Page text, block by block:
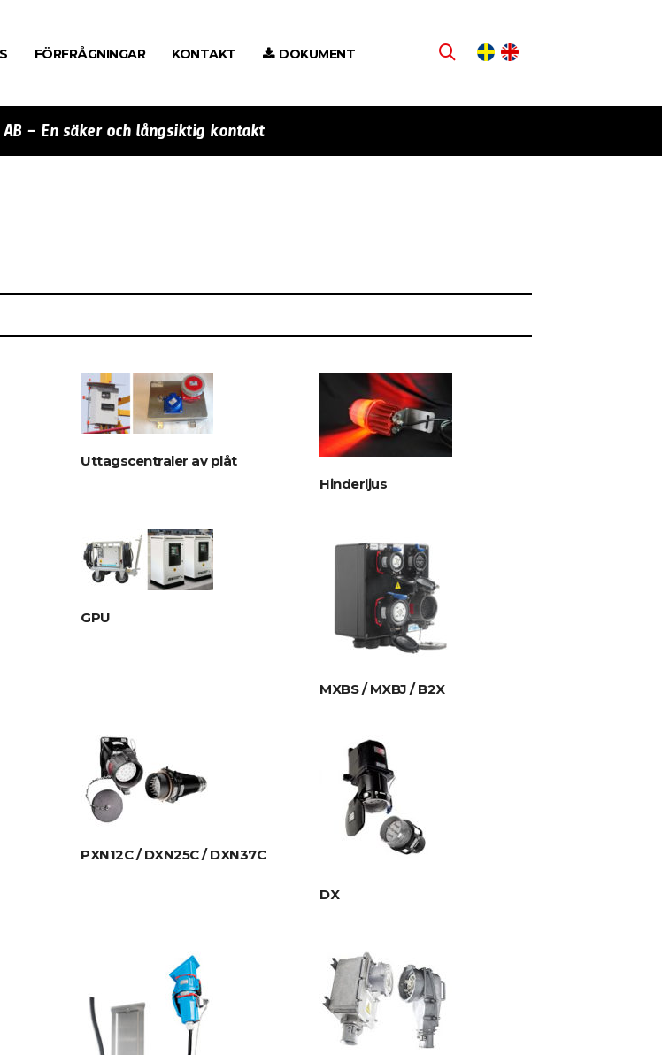
FÖRFRÅGNINGAR KONTAKT DOKUMENT
AB – En säker och långsiktig kontakt
Uttagscentraler av plåt
Hinderljus
GPU
MXBS / MXBJ / B2X
PXN12C / DXN25C / DXN37C
DX